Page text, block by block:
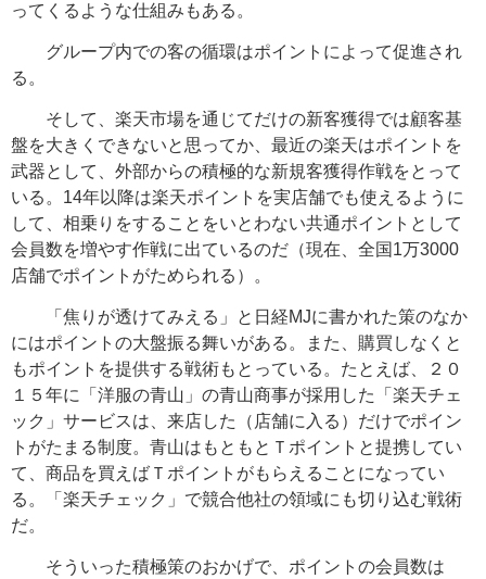
ってくるような仕組みもある。
グループ内での客の循環はポイントによって促進され
る。
そして、楽天市場を通じてだけの新客獲得では顧客基
盤を大きくできないと思ってか、最近の楽天はポイントを
武器として、外部からの積極的な新規客獲得作戦をとって
いる。14年以降は楽天ポイントを実店舗でも使えるように
して、相乗りをすることをいとわない共通ポイントとして
会員数を増やす作戦に出ているのだ（現在、全国1万3000
店舗でポイントがためられる）。
「焦りが透けてみえる」と日経MJに書かれた策のなか
にはポイントの大盤振る舞いがある。また、購買しなくと
もポイントを提供する戦術もとっている。たとえば、２０
１５年に「洋服の青山」の青山商事が採用した「楽天チェ
ック」サービスは、来店した（店舗に入る）だけでポイン
トがたまる制度。青山はもともとＴポイントと提携してい
て、商品を買えばＴポイントがもらえることになってい
る。「楽天チェック」で競合他社の領域にも切り込む戦術
だ。
そういった積極策のおかげで、ポイントの会員数は